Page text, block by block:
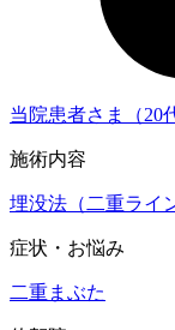
当院患者さま（20
施術内容
埋没法（二重ライ
症状・お悩み
二重まぶた